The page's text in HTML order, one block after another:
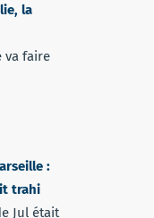
la
va faire
:
trahi
Jul était